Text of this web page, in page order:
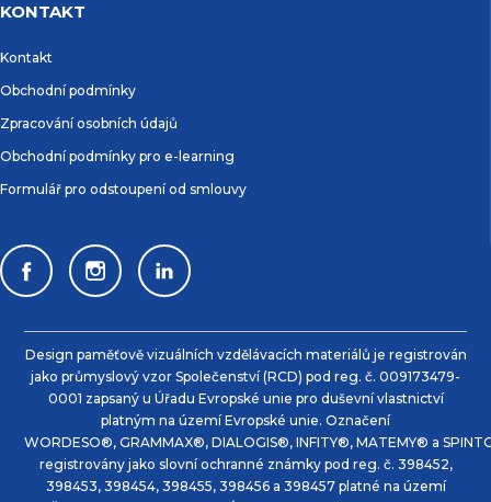
KONTAKT
Kontakt
Obchodní podmínky
Zpracování osobních údajů
Obchodní podmínky pro e-learning
Formulář pro odstoupení od smlouvy
Design paměťově vizuálních vzdělávacích materiálů je registrován
jako průmyslový vzor Společenství (RCD) pod reg. č. 009173479-
0001 zapsaný u Úřadu Evropské unie pro duševní vlastnictví
platným na území Evropské unie. Označení
WORDESO®, GRAMMAX®, DIALOGIS®, INFITY®, MATEMY® a
registrovány jako slovní ochranné známky pod reg. č. 398452,
398453, 398454, 398455, 398456 a 398457 platné na území